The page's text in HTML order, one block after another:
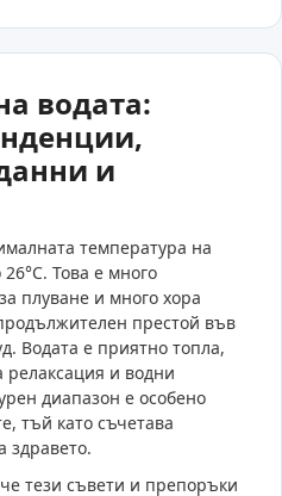
водата:
и
температура на
Това е много
плуване и много хора
престой във
Водата е приятно топла,
релаксация и водни
диапазон е особено
тъй като съчетава
здравето.
тези съвети и препоръки